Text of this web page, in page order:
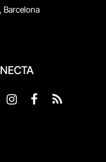
Barcelona
InstagramFacebook
RSS